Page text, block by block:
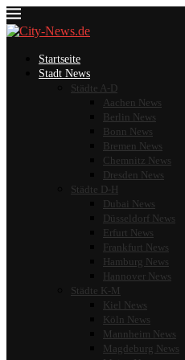
Startseite
Stadt News
Städte A-D
Aachen News
Berlin News
Bonn News
Bremen News
Chemnitz News
Dresden News
Städte D-H
Dubai News
Düsseldorf News
Erfurt News
Frankfurt News
Hamburg News
Hannover News
Städte K-M
Kiel News
Köln News
Mannheim News
Magdeburg News